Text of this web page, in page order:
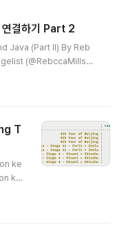
결하기 Part 2
Java (Part II) By Reb
(@RebccaMills)
.) Datastax Java Driver
다. Part 1 에서 이미 기
T
ke
ke
들